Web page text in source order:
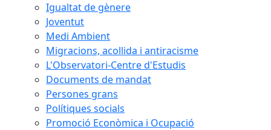
Igualtat de gènere
Joventut
Medi Ambient
Migracions, acollida i antiracisme
L'Observatori-Centre d'Estudis
Documents de mandat
Persones grans
Polítiques socials
Promoció Econòmica i Ocupació